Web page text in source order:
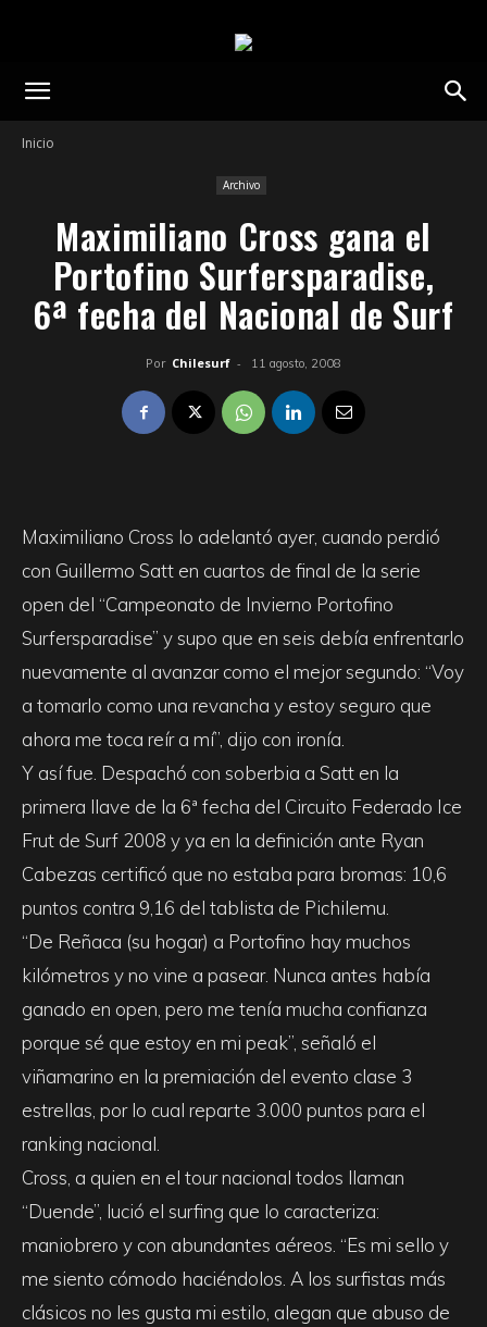
Inicio
Archivo
Maximiliano Cross gana el
Portofino Surfersparadise,
6ª fecha del Nacional de Surf
Por Chilesurf - 11 agosto, 2008
Maximiliano Cross lo adelantó ayer, cuando perdió
con Guillermo Satt en cuartos de final de la serie
open del “Campeonato de Invierno Portofino
Surfersparadise” y supo que en seis debía enfrentarlo
nuevamente al avanzar como el mejor segundo: “Voy
a tomarlo como una revancha y estoy seguro que
ahora me toca reír a mí”, dijo con ironía.
Y así fue. Despachó con soberbia a Satt en la
primera llave de la 6ª fecha del Circuito Federado Ice
Frut de Surf 2008 y ya en la definición ante Ryan
Cabezas certificó que no estaba para bromas: 10,6
puntos contra 9,16 del tablista de Pichilemu.
“De Reñaca (su hogar) a Portofino hay muchos
kilómetros y no vine a pasear. Nunca antes había
ganado en open, pero me tenía mucha confianza
porque sé que estoy en mi peak”, señaló el
viñamarino en la premiación del evento clase 3
estrellas, por lo cual reparte 3.000 puntos para el
ranking nacional.
Cross, a quien en el tour nacional todos llaman
“Duende”, lució el surfing que lo caracteriza:
maniobrero y con abundantes aéreos. “Es mi sello y
me siento cómodo haciéndolos. A los surfistas más
clásicos no les gusta mi estilo, alegan que abuso de